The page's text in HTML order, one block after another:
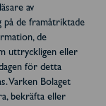
av
på de framåtriktade
de
uttryckligen eller
för detta
Varken Bolaget
bekräfta eller